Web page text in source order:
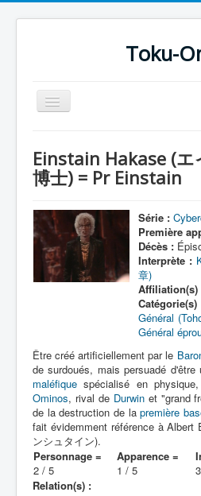
Toku-
Basculer
la
Toku-Actrices
Séries
Films
COSAA
Lexique
Dennô keisatsu
察 サイバーコップ)
cerveau
Série
Personnages
Einstain Hakase (
博士) = Pr Einstain
Série :
Première
Décès :
Interprète :
章)
Affiliation(s)
Général
Général
Être créé artificiellement par le
de surdoués, mais persuadé d'être
maléfique spécialisé en
Ominos, rival de Durwinet "grand
de la destruction de lapremière
fait évidemment référence à
ンシュタイン).
Personnage =
2 / 5
Apparence =
1 / 5
Relation(s) :